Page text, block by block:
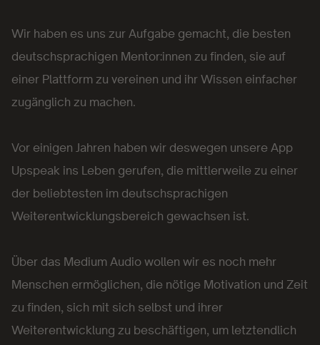
Wir haben es uns zur Aufgabe gemacht, die besten
deutschsprachigen Mentor:innen zu finden, sie auf
einer Plattform zu vereinen und ihr Wissen einfacher
zugänglich zu machen.
Vor einigen Jahren haben wir deswegen unsere App
Upspeak ins Leben gerufen, die mittlerweile zu einer
der beliebtesten im deutschsprachigen
Weiterentwicklungsbereich gewachsen ist.
Über das Medium Audio wollen wir es noch mehr
Menschen ermöglichen, die nötige Motivation und Zeit
zu finden, sich mit sich selbst und ihrer
Weiterentwicklung zu beschäftigen, um letztendlich